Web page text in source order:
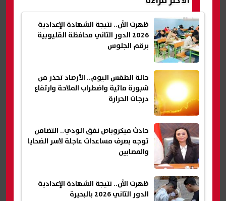
ظهرت الآن.. نتيجة الشهادة الإعدادية
2026 الدور الثاني محافظة القليوبية
برقم الجلوس
حالة الطقس اليوم.. الأرصاد تحذر من
شبورة مائية واضطراب الملاحة وارتفاع
درجات الحرارة
حادث ميكروباص نفق الودي.. التضامن
توجه بصرف مساعدات عاجلة لأسر الضحايا
والمصابين
ظهرت الآن.. نتيجة الشهادة الإعدادية
الدور الثاني 2026 بالبحيرة